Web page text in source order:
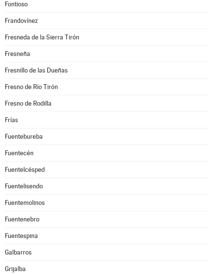
Fontioso
Frandovínez
Fresneda de la Sierra Tirón
Fresneña
Fresnillo de las Dueñas
Fresno de Río Tirón
Fresno de Rodilla
Frías
Fuentebureba
Fuentecén
Fuentelcésped
Fuentelisendo
Fuentemolinos
Fuentenebro
Fuentespina
Galbarros
Grijalba